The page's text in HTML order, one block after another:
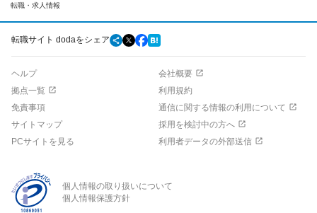
転職・求人情報
転職サイト dodaをシェア
ヘルプ
会社概要
拠点一覧
利用規約
免責事項
通信に関する情報の利用について
サイトマップ
採用を検討中の方へ
PCサイトを見る
利用者データの外部送信
個人情報の取り扱いについて
個人情報保護方針